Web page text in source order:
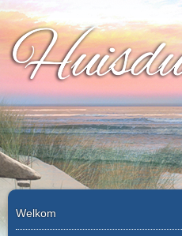
Skip
to
content
Welkom